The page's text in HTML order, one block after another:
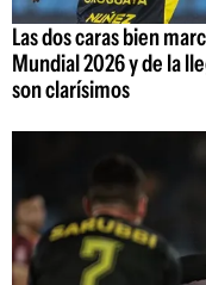
Las dos caras bien
Mundial 2026 y de la
son clarísimos